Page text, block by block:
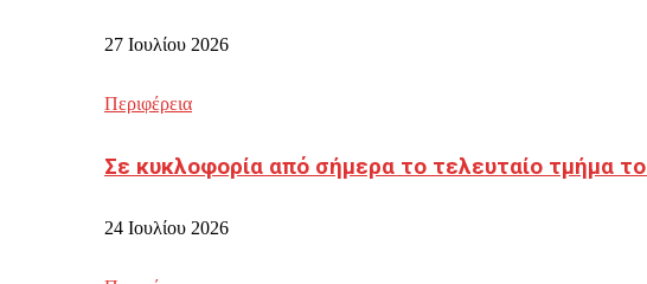
27 Ιουλίου 2026
Περιφέρεια
Σε κυκλοφορία από σήμερα το τελευταίο τμήμα
24 Ιουλίου 2026